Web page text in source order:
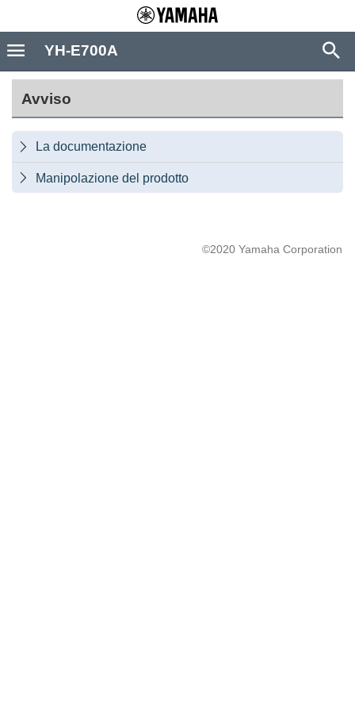
Avviso
 La documentazione
 Manipolazione del prodotto
©2020 Yamaha Corporation
YH-E700A